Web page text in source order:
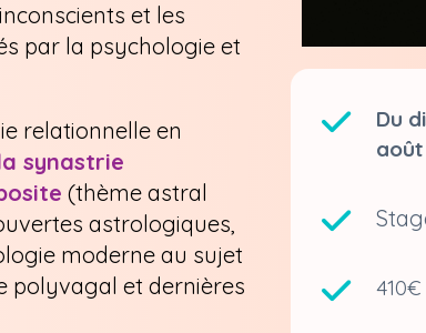
et les
par la psychologie et
relationnelle en
synastrie
(thème astral
astrologiques,
moderne au sujet
polyvagal et dernières
Du